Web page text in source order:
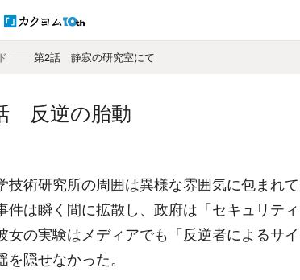
第2話 静寂の研究室にて
反逆の胎動
術研究所の周囲は異様な雰囲気に包まれて
件は瞬く間に拡散し、政府は「セキュリティ
の実験はメディアでも「反逆者によるサイ
隠せなかった。